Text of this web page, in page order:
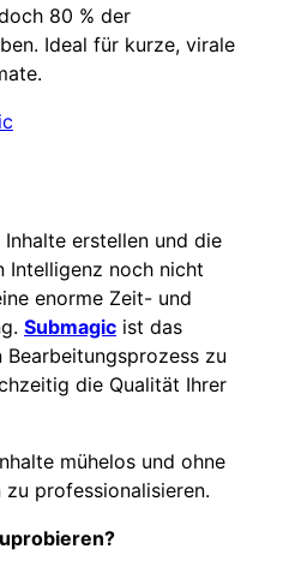
80 % der
Ideal für kurze, virale
erstellen und die
Intelligenz noch nicht
enorme Zeit- und
Submagic ist das
zu
die Qualität Ihrer
mühelos und ohne
professionalisieren.